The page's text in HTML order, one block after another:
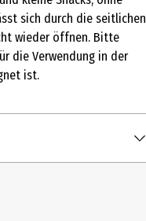
sich durch die seitlichen
wieder öffnen. Bitte
die Verwendung in der
ist.